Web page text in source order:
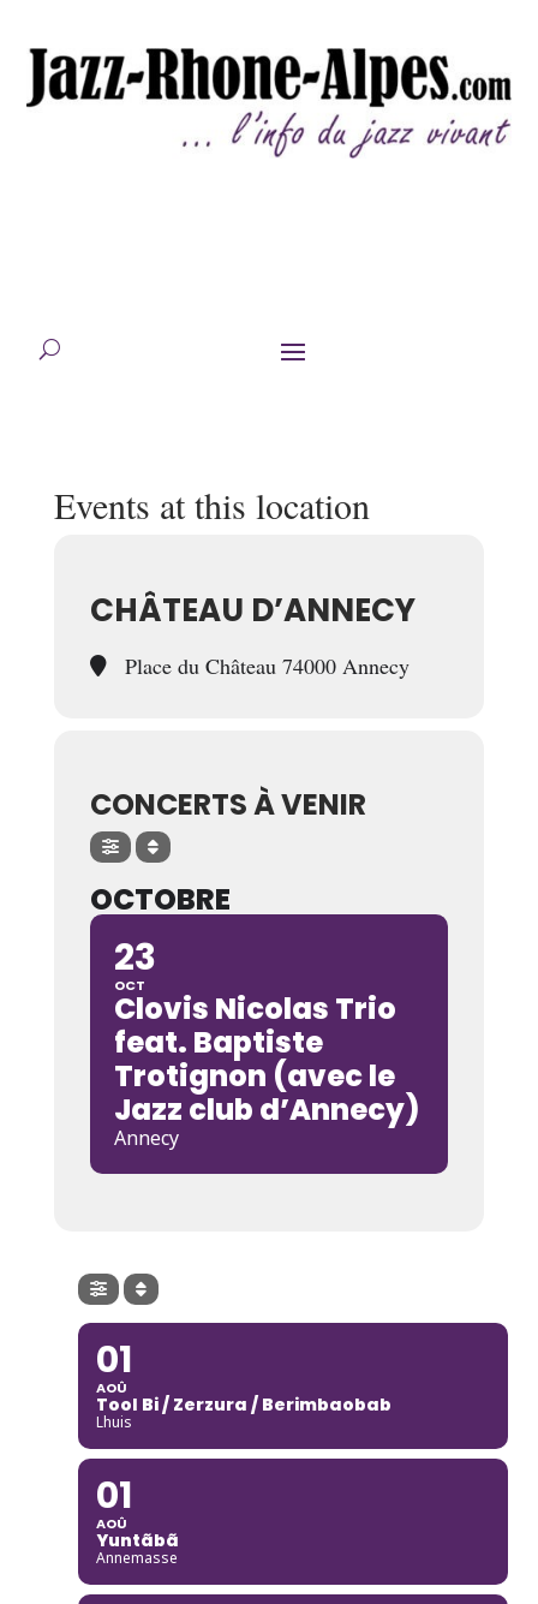
Events at this location
CHÂTEAU D’ANNECY
Place du Château 74000 Annecy
CONCERTS À VENIR
OCTOBRE
23
OCT
Clovis Nicolas Trio
feat. Baptiste
Trotignon (avec le
Jazz club d’Annecy)
Annecy
01
AOÛ
Tool Bi / Zerzura / Berimbaobab
Lhuis
01
AOÛ
Yuntãbã
Annemasse